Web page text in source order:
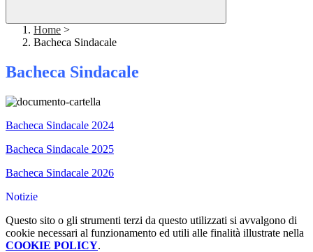
Home >
Bacheca Sindacale
Bacheca Sindacale
Bacheca Sindacale 2024
Bacheca Sindacale 2025
Bacheca Sindacale 2026
Notizie
Questo sito o gli strumenti terzi da questo utilizzati si avvalgono di
cookie necessari al funzionamento ed utili alle finalità illustrate nella
COOKIE POLICY.